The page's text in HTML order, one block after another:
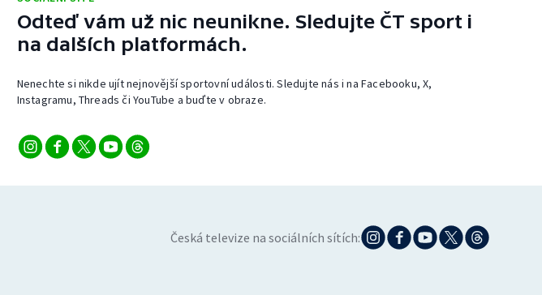
Odteď vám už nic neunikne. Sledujte ČT sport i
na dalších platformách.
Nenechte si nikde ujít nejnovější sportovní události. Sledujte nás i na Facebooku, X,
Instagramu, Threads či YouTube a buďte v obraze.
Česká televize na sociálních sítích: